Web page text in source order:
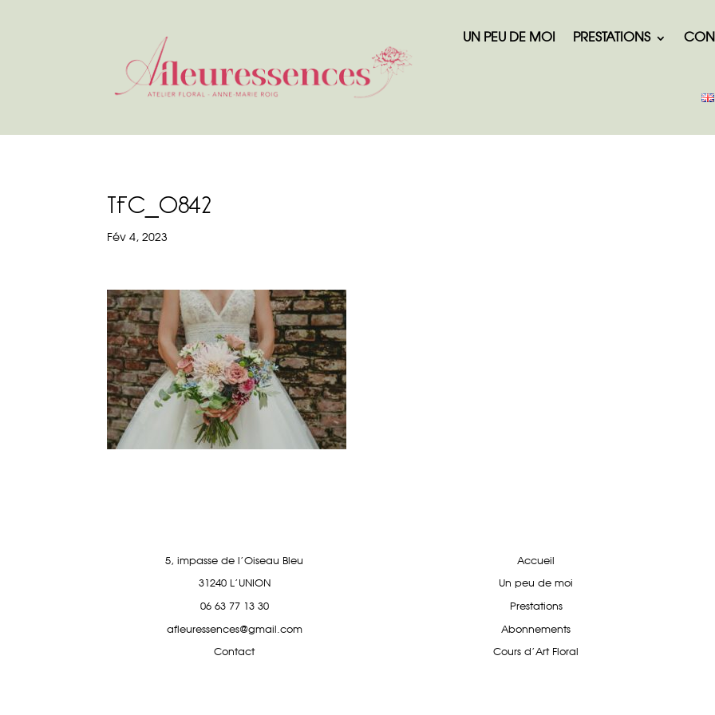
UN PEU DE MOI PRESTATIONS
TFC_0842
Fév 4, 2023
5, impasse de l'Oiseau Bleu
31240 L'UNION
06 63 77 13 30
afleuressences@gmail.com
Contact
Accueil
Un peu de moi
Prestations
Abonnements
Cours d'Art Floral